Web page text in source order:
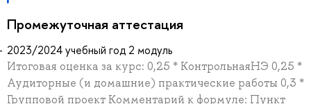
Промежуточная аттестация
2023/2024 учебный год 2 модуль
Итоговая оценка за курс: 0,25 * КонтрольнаяНЭ 0,25 *
Аудиторные (и домашние) практические работы 0,3 *
Групповой проект Комментарий к формуле: Пункт